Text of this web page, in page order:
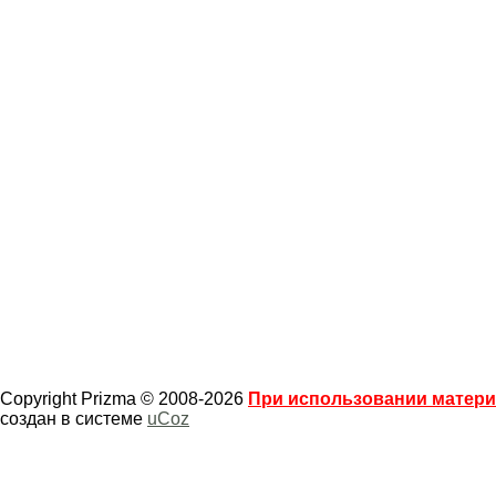
Copyright Prizma © 2008-2026 При использовании
создан в системе uCoz